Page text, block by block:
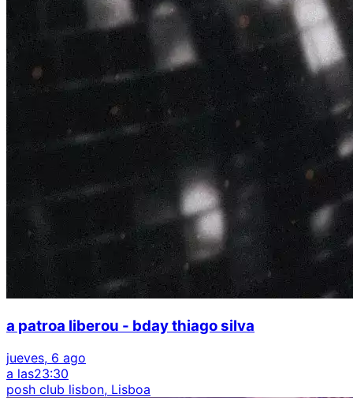
a patroa liberou - bday thiago silva
jueves, 6 ago
a las23:30
posh club lisbon, Lisboa